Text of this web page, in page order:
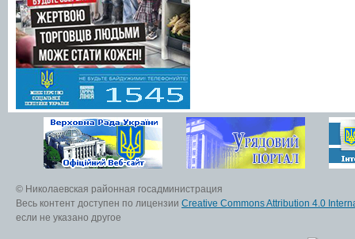
© Николаевская районная госадминистрация
Весь контент доступен по лицензии Creative Commons Attribution 4.0
если не указано другое